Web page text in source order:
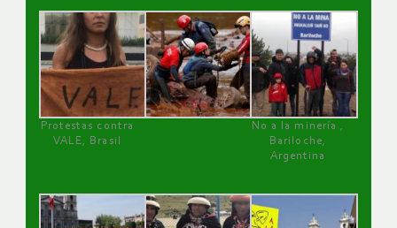
Protestas contra
VALE, Brasil
No a la minería ,
Bariloche,
Argentina